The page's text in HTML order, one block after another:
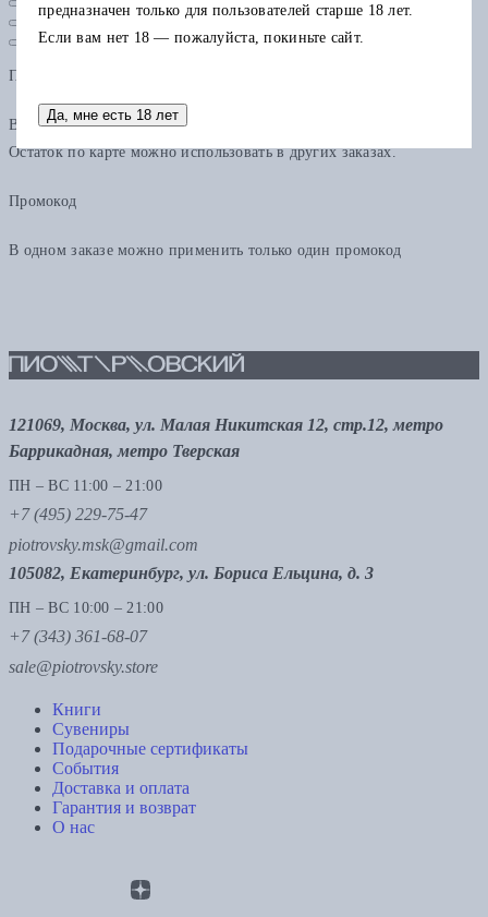
Подарочная карта
В одном заказе можно применить только одну подарочную карту.
Остаток по карте можно использовать в других заказах.
Промокод
В одном заказе можно применить только один промокод
121069, Москва, ул. Малая Никитская 12, стр.12, метро
Баррикадная, метро Тверская
ПН – ВС 11:00 – 21:00
+7 (495) 229-75-47
piotrovsky.msk@gmail.com
105082, Екатеринбург, ул. Бориса Ельцина, д. 3
ПН – ВС 10:00 – 21:00
+7 (343) 361-68-07
sale@piotrovsky.store
Книги
Сувениры
Подарочные сертификаты
События
Доставка и оплата
Гарантия и возврат
О нас
предназначен только для пользователей старше 18 лет.
Если вам нет 18 — пожалуйста, покиньте сайт.
Да, мне есть 18 лет